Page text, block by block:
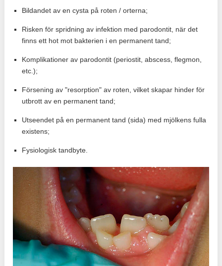
Bildandet av en cysta på roten / orterna;
Risken för spridning av infektion med parodontit, när det
finns ett hot mot bakterien i en permanent tand;
Komplikationer av parodontit (periostit, abscess, flegmon,
etc.);
Försening av "resorption" av roten, vilket skapar hinder för
utbrott av en permanent tand;
Utseendet på en permanent tand (sida) med mjölkens fulla
existens;
Fysiologisk tandbyte.